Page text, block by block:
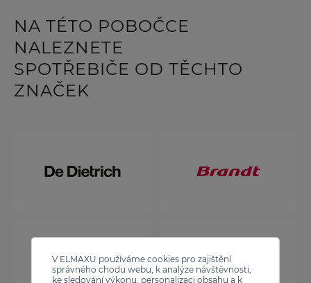
V ELMAXU používáme cookies pro zajištění
správného chodu webu, k analýze návštěvnosti,
ke sledování výkonu, personalizaci obsahu a k
NA TÉTO POBOČCE
NALEZNETE
SPOTŘEBIČE OD TĚCHTO
ZNAČEK